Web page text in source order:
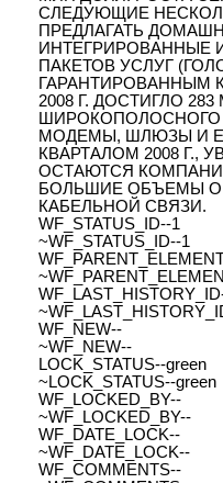
СЛЕДУЮЩИЕ
ПРЕДЛАГАТЬ
ИНТЕГРИРОВАННЫЕ
ПАКЕТОВ УСЛУГ
ГАРАНТИРОВАННЫМ
2008 Г. ДОСТИГЛО
ШИРОКОПОЛОСНОГО
МОДЕМЫ, ШЛЮЗЫ И
КВАРТАЛОМ 2008 Г.,
ОСТАЮТСЯ
БОЛЬШИЕ ОБЪЕМЫ
КАБЕЛЬНОЙ СВЯЗИ.
WF_STATUS_ID--1
~WF_STATUS_ID--1
WF_NEW--
~WF_NEW--
LOCK_STATUS--green
~LOCK_STATUS--green
WF_LOCKED_BY--
~WF_LOCKED_BY--
WF_DATE_LOCK--
~WF_DATE_LOCK--
WF_COMMENTS--